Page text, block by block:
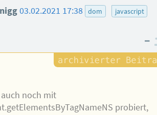
03.02.2021 17:38 dom
javascript
–
noch mit
probiert,